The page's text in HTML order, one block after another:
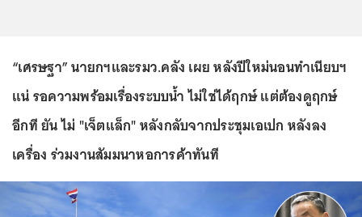
“เศรษฐา” นายกฯและรมว.คลัง เผย หลังปีใหม่นอนทำเนียบฯ
แน่ รอความพร้อมเรื่องระบบน้ำ ไม่ใช่ได้ฤกษ์ แต่ต้องดูฤกษ์
อีกที ยัน ไม่ "เจ็ตแล็ก" หลังกลับจากประชุมเอเปก หลังลง
เครื่อง ร่วมงานสัมมนาหอการค้าทันที